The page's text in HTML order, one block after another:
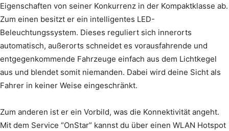
Eigenschaften von seiner Konkurrenz in der Kompaktklasse ab.
Zum einen besitzt er ein intelligentes LED-
Beleuchtungssystem. Dieses reguliert sich innerorts
automatisch, außerorts schneidet es vorausfahrende und
entgegenkommende Fahrzeuge einfach aus dem Lichtkegel
aus und blendet somit niemanden. Dabei wird deine Sicht als
Fahrer in keiner Weise eingeschränkt.
Zum anderen ist er ein Vorbild, was die Konnektivität angeht.
Mit dem Service “OnStar” kannst du über einen WLAN Hotspot